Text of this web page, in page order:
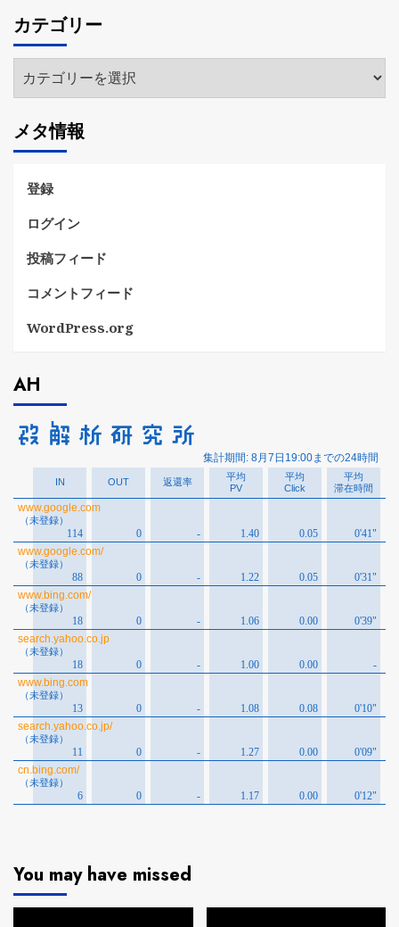
イ
ブ
カテゴリー
テ
リ
ー
メタ情報
登録
ログイン
投稿フィード
コメントフィード
WordPress.org
AH
You may have missed